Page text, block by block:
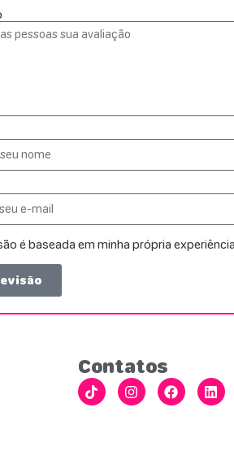
é baseada em minha própria
Contatos